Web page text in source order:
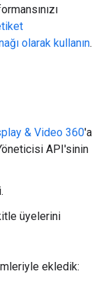
olarak kullanın.
& Video 360'a
API'sinin
üyelerini
ekledik: